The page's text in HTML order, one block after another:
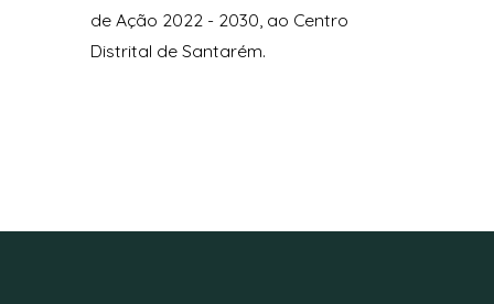
de Ação 2022 - 2030, ao Centro
Distrital de Santarém.